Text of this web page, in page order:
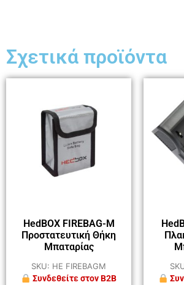
Σχετικά προϊόντα
HedBOX FIREBAG-M
Προστατευτική Θήκη
Μπαταρίας
SKU: HE FIREBAGM
Συνδεθείτε στον B2B